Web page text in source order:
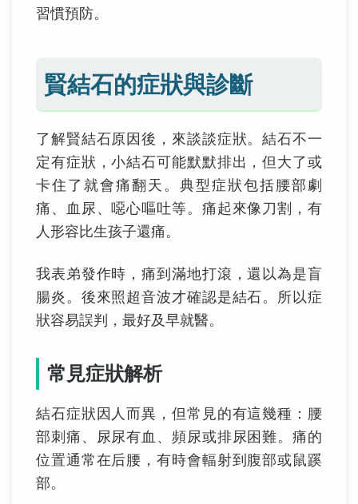
習慣預防。
賢結石的症狀與診斷
了解賢結石原因後，來談談症狀。結石不一
定有症狀，小結石可能默默排出，但大了或
卡住了就會痛翻天。典型症狀包括腰部劇
痛、血尿、噁心嘔吐等。痛起來像刀割，有
人形容比生孩子還痛。
我表弟發作時，痛到滿地打滾，還以為是盲
腸炎。後來照超音波才確認是結石。所以症
狀容易誤判，最好及早就醫。
常見症狀解析
結石症狀因人而異，但常見的有這幾種：腰
部刺痛、尿尿有血、頻尿或排尿困難。痛的
位置通常在后腰，有時會輻射到腹部或鼠蹊
部。